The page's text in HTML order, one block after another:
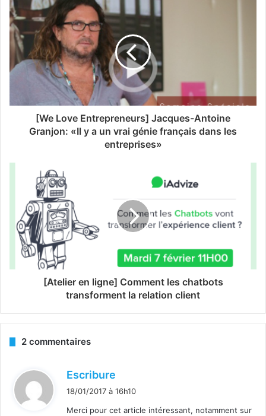
[We Love Entrepreneurs] Jacques-Antoine
Granjon: «Il y a un vrai génie français dans les
entreprises»
[Atelier en ligne] Comment les chatbots
transforment la relation client
2 commentaires
Escribure
18/01/2017 à 16h10
Merci pour cet article intéressant, notamment sur